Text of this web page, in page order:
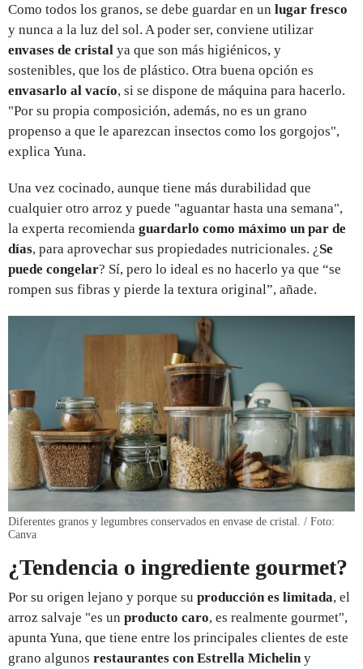
Como todos los granos, se debe guardar en un lugar fresco
y nunca a la luz del sol. A poder ser, conviene utilizar
envases de cristal ya que son más higiénicos, y
sostenibles, que los de plástico. Otra buena opción es
envasarlo al vacío, si se dispone de máquina para hacerlo.
"Por su propia composición, además, no es un grano
propenso a que le aparezcan insectos como los gorgojos",
explica Yuna.
Una vez cocinado, aunque tiene más durabilidad que
cualquier otro arroz y puede "aguantar hasta una semana",
la experta recomienda guardarlo como máximo un par de
días, para aprovechar sus propiedades nutricionales. ¿ Se
puede congelar? Sí, pero lo ideal es no hacerlo ya que “se
rompen sus fibras y pierde la textura original”, añade.
Diferentes granos y legumbres conservados en envase de cristal. / Foto:
Canva
¿Tendencia o ingrediente gourmet?
Por su origen lejano y porque su producción es limitada, el
arroz salvaje "es un producto caro, es realmente gourmet",
apunta Yuna, que tiene entre los principales clientes de este
grano algunos restaurantes con Estrella Michelin y